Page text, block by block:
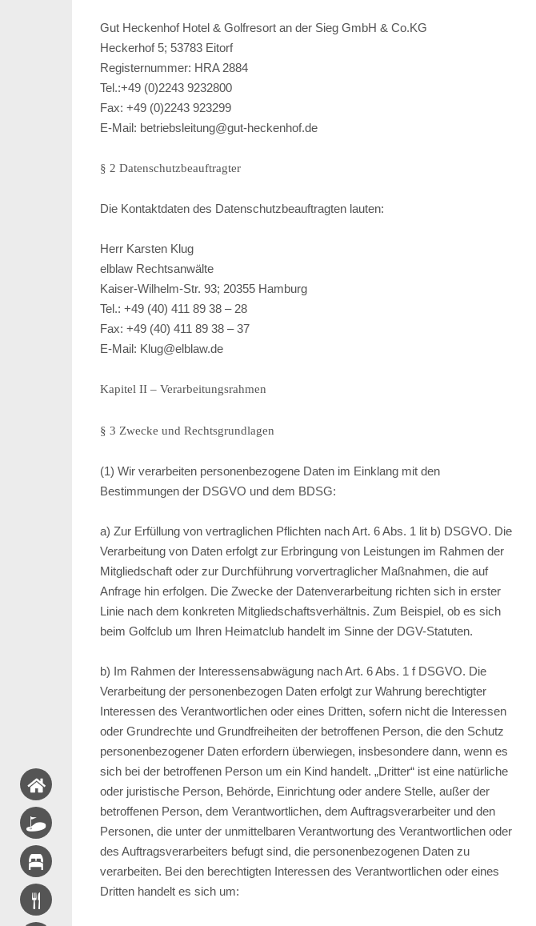
Gut Heckenhof Hotel & Golfresort an der Sieg GmbH & Co.KG
Heckerhof 5; 53783 Eitorf
Registernummer: HRA 2884
Tel.:+49 (0)2243 9232800
Fax: +49 (0)2243 923299
E-Mail: betriebsleitung@gut-heckenhof.de
§ 2 Datenschutzbeauftragter
Die Kontaktdaten des Datenschutzbeauftragten lauten:
Herr Karsten Klug
elblaw Rechtsanwälte
Kaiser-Wilhelm-Str. 93; 20355 Hamburg
Tel.: +49 (40) 411 89 38 – 28
Fax: +49 (40) 411 89 38 – 37
E-Mail: Klug@elblaw.de
Kapitel II – Verarbeitungsrahmen
§ 3 Zwecke und Rechtsgrundlagen
(1) Wir verarbeiten personenbezogene Daten im Einklang mit den
Bestimmungen der DSGVO und dem BDSG:
a) Zur Erfüllung von vertraglichen Pflichten nach Art. 6 Abs. 1 lit b) DSGVO. Die
Verarbeitung von Daten erfolgt zur Erbringung von Leistungen im Rahmen der
Mitgliedschaft oder zur Durchführung vorvertraglicher Maßnahmen, die auf
Anfrage hin erfolgen. Die Zwecke der Datenverarbeitung richten sich in erster
Linie nach dem konkreten Mitgliedschaftsverhältnis. Zum Beispiel, ob es sich
beim Golfclub um Ihren Heimatclub handelt im Sinne der DGV-Statuten.
b) Im Rahmen der Interessensabwägung nach Art. 6 Abs. 1 f DSGVO. Die
Verarbeitung der personenbezogen Daten erfolgt zur Wahrung berechtigter
Interessen des Verantwortlichen oder eines Dritten, sofern nicht die Interessen
oder Grundrechte und Grundfreiheiten der betroffenen Person, die den Schutz
personenbezogener Daten erfordern überwiegen, insbesondere dann, wenn es
sich bei der betroffenen Person um ein Kind handelt. „Dritter“ ist eine natürliche
oder juristische Person, Behörde, Einrichtung oder andere Stelle, außer der
betroffenen Person, dem Verantwortlichen, dem Auftragsverarbeiter und den
Personen, die unter der unmittelbaren Verantwortung des Verantwortlichen oder
des Auftragsverarbeiters befugt sind, die personenbezogenen Daten zu
verarbeiten. Bei den berechtigten Interessen des Verantwortlichen oder eines
Dritten handelt es sich um: